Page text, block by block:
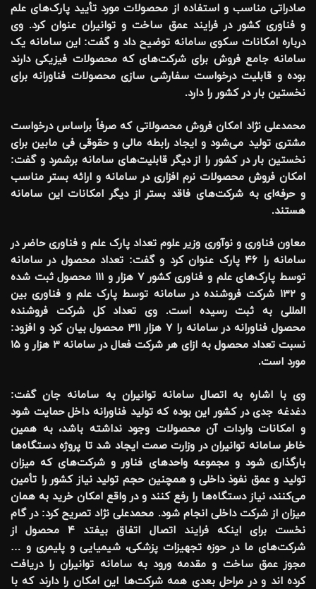
صادراتی مناسب و استفاده از محصولات مورد تأیید پارک‌های علم
و فناوری کشور در فرایند عمق ساخت و توانیران عنوان کرد. وی
درباره امکانات سکوی سامانه توضیح داد و گفت: این سامانه یک
سامانه جامع فروش برای شرکت‌های که محصولات فیزیکی دارند
بوده و قابلیت درخواست سفارشی سازی محصولات فناورانه برای
نخستین بار در کشور را دارد.
محمدعلی نژاد امکان فروش محصولاتی که صرفاً براساس درخواست
مشتری تولید می‌شود و ایجاد رابطه مالی و حقوقی فی مابین برای
نخستین بار در کشور را از دیگر قابلیت‌های سامانه برشمرد و گفت:
امکان فروش محصولات نرم افزاری در سامانه و ارائه بستر مناسب
و حرفه‌ای به شرکت‌های فاقد بستر از دیگر امکانات این سامانه
هستند.
معاون فناوری و نوآوری وزیر علوم تعداد پارک علم و فناوری حاضر در
سامانه را ۴۶ پارک عنوان کرد و گفت: تعداد محصول در سامانه
توسط پارک‌های علم و فناوری کشور ٧ هزار و ١١١ محصول ثبت شده
و ١٣٢ شرکت فروشنده در سامانه توسط پارک علم و فناوری بین
المللی به ثبت رسیده است. وی تعداد کل شرکت فروشنده
محصول فناورانه در سامانه را ٧ هزار ٣١١ محصول بیان کرد و افزود:
نسبت تعداد محصول به ازای هر شرکت فعال در سامانه ٣ هزار و ١۵
مورد است.
وی با اشاره به اتصال سامانه توانیران به سامانه جان گفت:
دغدغه جدی در کشور این بوده که تولید فناورانه داخل حمایت شود
و امکانات واردات آن محصولات وجود نداشته باشد، به همین
خاطر سامانه توانیران در وزارت صمت ایجاد شد تا پروژه دستگاه‌ها
بارگذاری شود و مجموعه واحدهای فناور و شرکت‌های که میزان
تولید و عمق نفوذ داخلی و همچنین حجم تولید نیاز کشور را تأمین
می‌کنند، نیاز دستگاه‌ها را رفع کنند و در واقع امکان خرید به همان
میزان از شرکت داخلی انجام شود. محمدعلی نژاد تصریح کرد: در گام
نخست برای اینکه فرایند اتصال اتفاق بیفتد ۴ محصول از
شرکت‌های ما در حوزه تجهیزات پزشکی، شیمیایی و پلیمری و …
مجوز عمق ساخت و مقدمه ورود به سامانه توانیران را دریافت
کرده اند و در مراحل بعدی همه شرکت‌ها این امکان را دارند که با